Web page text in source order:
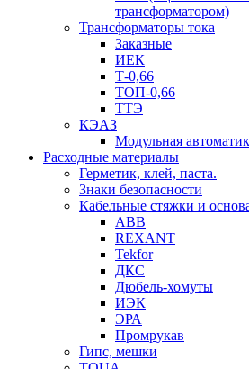
трансформатором)
Трансформаторы тока
Заказные
ИЕК
Т-0,66
ТОП-0,66
ТТЭ
КЭАЗ
Модульная
Расходные материалы
Герметик, клей, паста.
Знаки безопасности
Кабельные стяжки и
ABB
REXANT
Tekfor
ДКС
Дюбель-хомуты
ИЭК
ЭРА
Промрукав
Гипс, мешки